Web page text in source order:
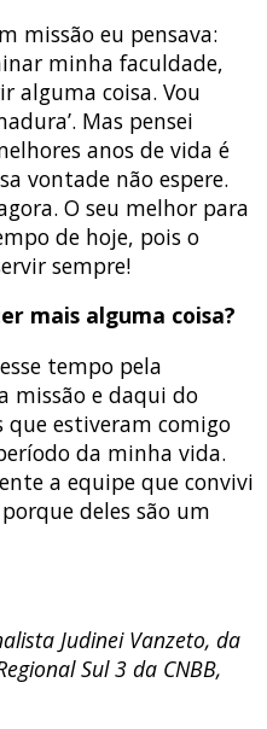
missão eu pensava:
minha faculdade,
alguma coisa. Vou
Mas pensei
anos de vida é
vontade não espere.
O seu melhor para
de hoje, pois o
sempre!
mais alguma coisa?
tempo pela
missão e daqui do
que estiveram comigo
da minha vida.
a equipe que convivi
deles são um
Judinei Vanzeto, da
Sul 3 da CNBB,